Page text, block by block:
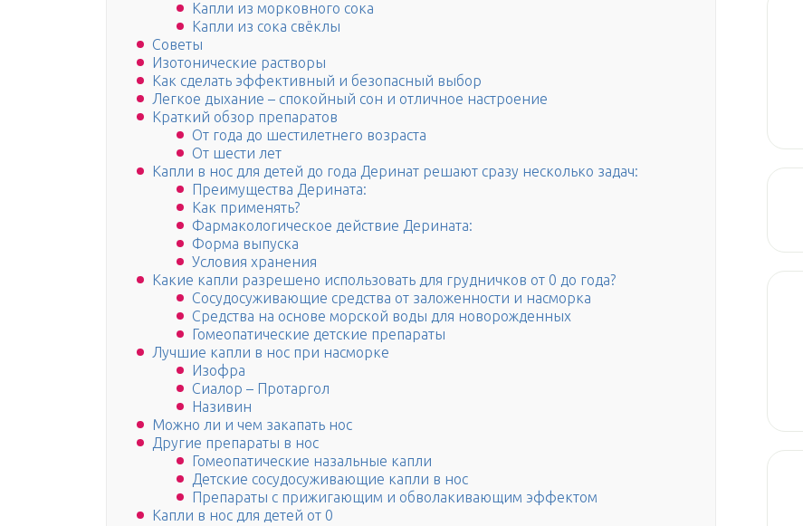
Капли из морковного сока
Капли из сока свёклы
Советы
Изотонические растворы
Как сделать эффективный и безопасный выбор
Легкое дыхание – спокойный сон и отличное настроение
Краткий обзор препаратов
От года до шестилетнего возраста
От шести лет
Капли в нос для детей до года Деринат решают сразу несколько задач:
Преимущества Дерината:
Как применять?
Фармакологическое действие Дерината:
Форма выпуска
Условия хранения
Какие капли разрешено использовать для грудничков от 0 до года?
Сосудосуживающие средства от заложенности и насморка
Средства на основе морской воды для новорожденных
Гомеопатические детские препараты
Лучшие капли в нос при насморке
Изофра
Сиалор – Протаргол
Називин
Можно ли и чем закапать нос
Другие препараты в нос
Гомеопатические назальные капли
Детские сосудосуживающие капли в нос
Препараты с прижигающим и обволакивающим эффектом
Капли в нос для детей от 0